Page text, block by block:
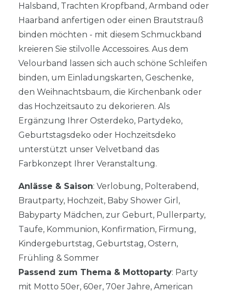
Halsband, Trachten Kropfband, Armband oder
Haarband anfertigen oder einen Brautstrauß
binden möchten - mit diesem Schmuckband
kreieren Sie stilvolle Accessoires. Aus dem
Velourband lassen sich auch schöne Schleifen
binden, um Einladungskarten, Geschenke,
den Weihnachtsbaum, die Kirchenbank oder
das Hochzeitsauto zu dekorieren. Als
Ergänzung Ihrer Osterdeko, Partydeko,
Geburtstagsdeko oder Hochzeitsdeko
unterstützt unser Velvetband das
Farbkonzept Ihrer Veranstaltung.
Anlässe & Saison: Verlobung, Polterabend,
Brautparty, Hochzeit, Baby Shower Girl,
Babyparty Mädchen, zur Geburt, Pullerparty,
Taufe, Kommunion, Konfirmation, Firmung,
Kindergeburtstag, Geburtstag, Ostern,
Frühling & Sommer
Passend zum Thema & Mottoparty: Party
mit Motto 50er, 60er, 70er Jahre, American